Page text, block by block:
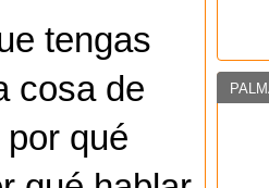
tengas
cosa de
qué